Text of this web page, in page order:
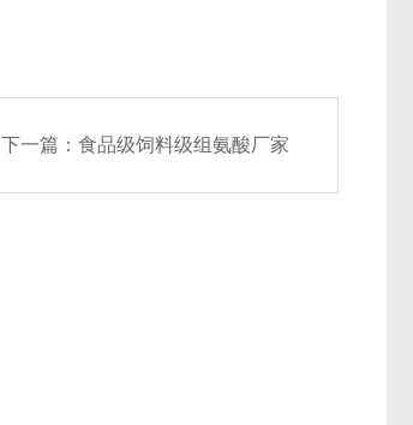
下一篇： 食品级饲料级组氨酸厂家